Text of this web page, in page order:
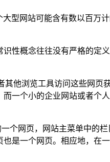
型网站可能含有数以百万
性概念往往没有严格的定
他浏览工具访问这些网页
一个小的企业网站或者个
个网页，网站主菜单中的
是一个网页。相应地，在